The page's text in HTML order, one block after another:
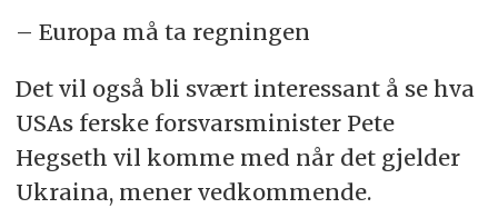
– Europa må ta regningen
Det vil også bli svært interessant å se hva
USAs ferske forsvarsminister Pete
Hegseth vil komme med når det gjelder
Ukraina, mener vedkommende.